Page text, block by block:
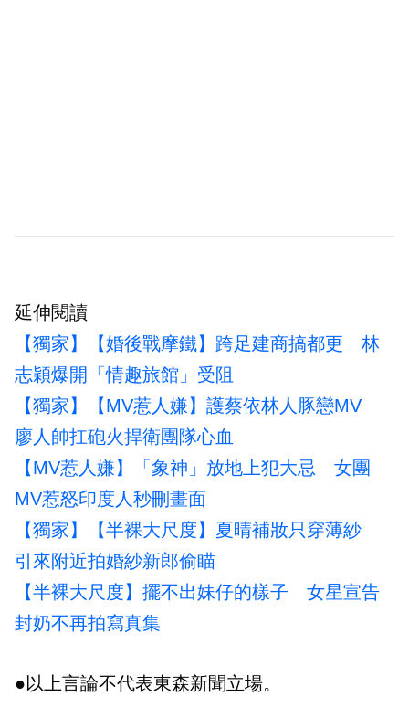
延伸閱讀
【獨家】【婚後戰摩鐵】跨足建商搞都更 林
志穎爆開「情趣旅館」受阻
【獨家】【MV惹人嫌】護蔡依林人豚戀MV
廖人帥扛砲火捍衛團隊心血
【MV惹人嫌】「象神」放地上犯大忌 女團
MV惹怒印度人秒刪畫面
【獨家】【半裸大尺度】夏晴補妝只穿薄紗
引來附近拍婚紗新郎偷瞄
【半裸大尺度】擺不出妹仔的樣子 女星宣告
封奶不再拍寫真集
●以上言論不代表東森新聞立場。